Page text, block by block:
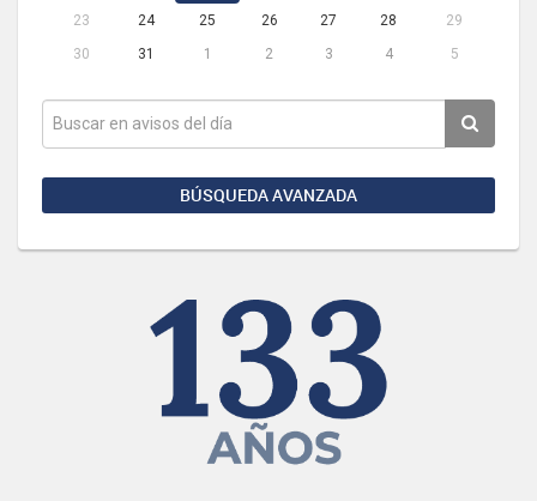
23
24 25 26 27 28
29
30
31 1 2 3 4 5
BÚSQUEDA AVANZADA